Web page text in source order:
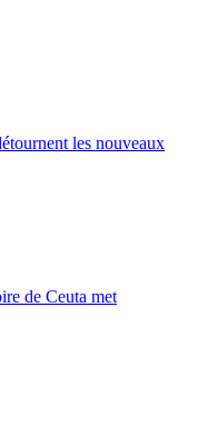
les nouveaux
de Ceuta met